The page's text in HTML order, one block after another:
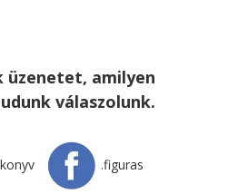
üzenetet, amilyen
válaszolunk.
.figuras